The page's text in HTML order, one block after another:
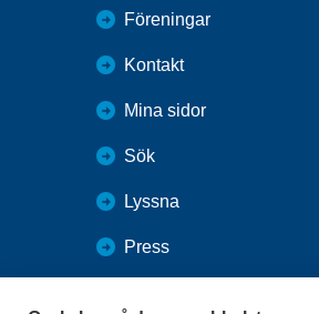
Föreningar
Kontakt
Mina sidor
Sök
Lyssna
Press